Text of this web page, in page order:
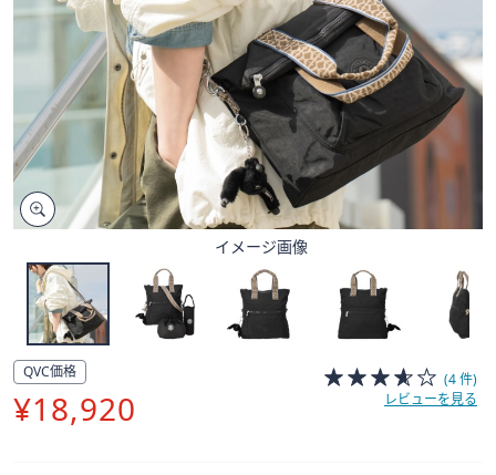
た
ッ
チ
デ
バ
ス
左
右
に
ス
ワ
イメージ画像
QVC価格
削
¥18,920
(4 件)
レビューを見る